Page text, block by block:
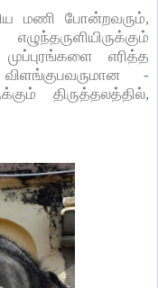
மணி போன்றவரும்,
எரித்த
-
திருத்தலத்தில்,